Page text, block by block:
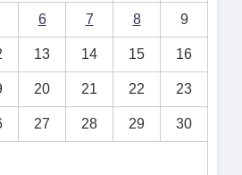
6 7 8 9
13 14 15 16
20 21 22 23
27 28 29 30